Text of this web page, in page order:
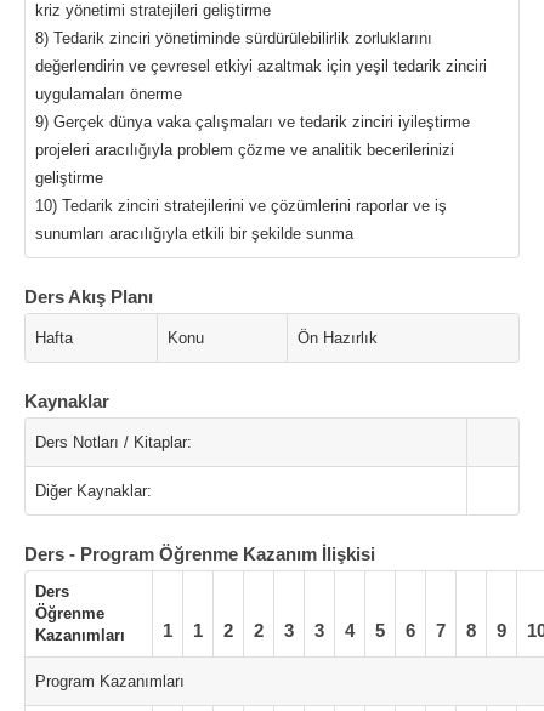
kriz yönetimi stratejileri geliştirme
8) Tedarik zinciri yönetiminde sürdürülebilirlik zorluklarını
değerlendirin ve çevresel etkiyi azaltmak için yeşil tedarik zinciri
uygulamaları önerme
9) Gerçek dünya vaka çalışmaları ve tedarik zinciri iyileştirme
projeleri aracılığıyla problem çözme ve analitik becerilerinizi
geliştirme
10) Tedarik zinciri stratejilerini ve çözümlerini raporlar ve iş
sunumları aracılığıyla etkili bir şekilde sunma
Ders Akış Planı
Hafta Konu Ön Hazırlık
Kaynaklar
Ders Notları / Kitaplar:
Diğer Kaynaklar:
Ders - Program Öğrenme Kazanım İlişkisi
Ders
Öğrenme
Kazanımları
1 1 2 2 3 3 4 5 6 7 8 9
Program Kazanımları